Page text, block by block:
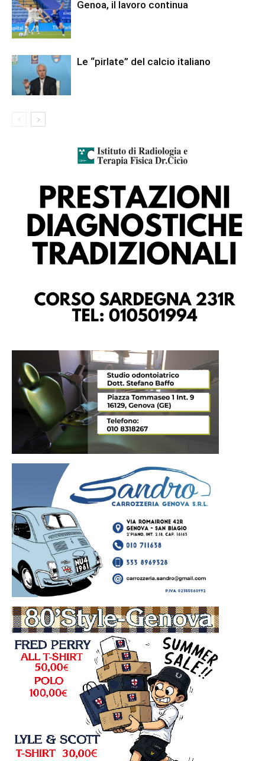
Genoa, il lavoro continua
Le “pirlate” del calcio italiano